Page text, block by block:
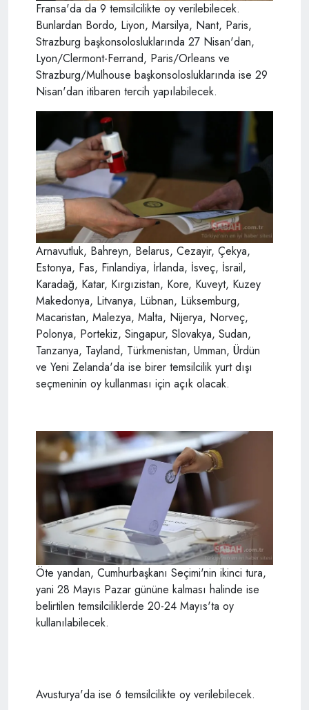
Fransa'da da 9 temsilcilikte oy verilebilecek.
Bunlardan Bordo, Liyon, Marsilya, Nant, Paris,
Strazburg başkonsolosluklarında 27 Nisan'dan,
Lyon/Clermont-Ferrand, Paris/Orleans ve
Strazburg/Mulhouse başkonsolosluklarında ise 29
Nisan'dan itibaren tercih yapılabilecek.
Arnavutluk, Bahreyn, Belarus, Cezayir, Çekya,
Estonya, Fas, Finlandiya, İrlanda, İsveç, İsrail,
Karadağ, Katar, Kırgızistan, Kore, Kuveyt, Kuzey
Makedonya, Litvanya, Lübnan, Lüksemburg,
Macaristan, Malezya, Malta, Nijerya, Norveç,
Polonya, Portekiz, Singapur, Slovakya, Sudan,
Tanzanya, Tayland, Türkmenistan, Umman, Ürdün
ve Yeni Zelanda'da ise birer temsilcilik yurt dışı
seçmeninin oy kullanması için açık olacak.
Öte yandan, Cumhurbaşkanı Seçimi'nin ikinci tura,
yani 28 Mayıs Pazar gününe kalması halinde ise
belirtilen temsilciliklerde 20-24 Mayıs'ta oy
kullanılabilecek.
Avusturya'da ise 6 temsilcilikte oy verilebilecek.